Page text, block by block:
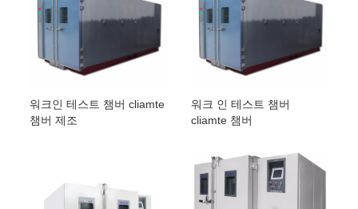
워크인 테스트 챔버 cliamte
챔버 제조
워크 인 테스트 챔버
cliamte 챔버